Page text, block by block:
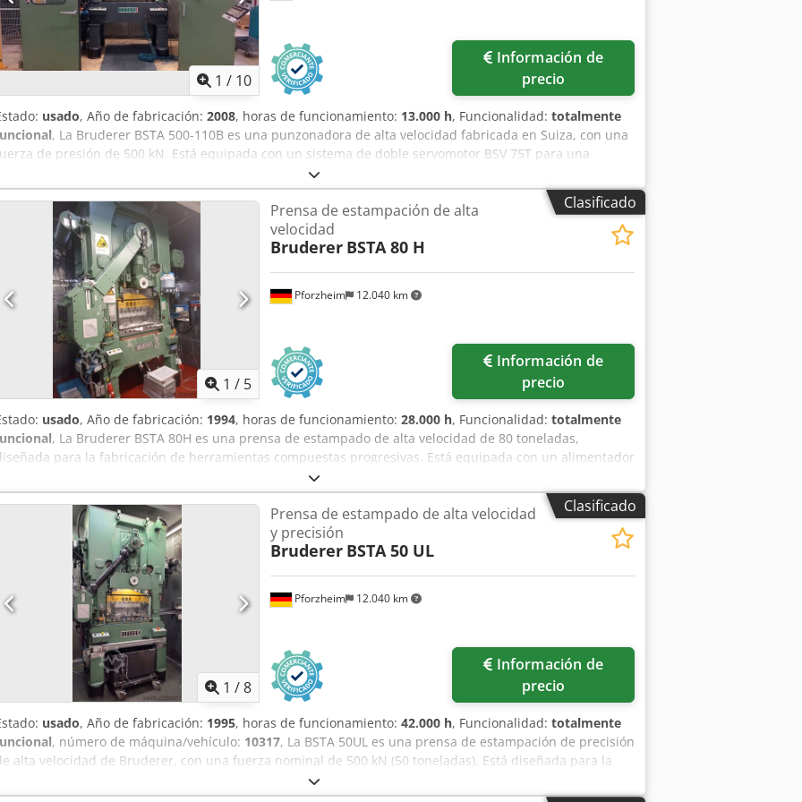
1 / 10
precio
usado, Año de fabricación: 2008, horas de funcionamiento: 13.000 h, Funcionalidad: totalmente
, La Bruderer BSTA 500-110B es una punzonadora de alta velocidad fabricada en Suiza, con una
de presión de 500 kN. Está equipada con un sistema de doble servomotor BSV 75T para una
alimentación precisa de dos carriles, y alcanza hasta 750 ciclos por minuto. El control se realiza mediante
pantalla táctil B2. Fuerza nominal: 500 kN (50 toneladas) Año de fabricación: 2008 Número de ciclos:
100–750 ciclos/min (variable) Carrera ajustable: 19 / 25 / 34 / 43 / 51 / 57 / 64 mm Ajuste de la altura del
pistón: 64 mm Superficie de la mesa de la prensa: 1080 x 650 mm Control: B2, control de prensa basado
en IPC con pantalla táctil, memoria programable para cambios rápidos SISTEMA DE DOBLE SERVO MOTOR
BSV 75T Tipo: Unidad de doble servomotor en tándem, carriles controlados de forma independiente
Ancho máximo de la banda: 70 mm por carril Espesor máximo del material: 2 mm Longitud de
alimentación: variable, programable libremente Ángulo de alimentación: variable Ángulo de activación
piloto: variable Sin barras de sujeción/agarre: la banda se mantiene durante el proceso de punzonado
mediante rodillos de alimentación accionados Diseñada para la alimentación paralela de dos bandas o la
alimentación de bandas preformadas/pre-punzonadas. Codpfozh Nnwjx Agljrf
Clasificado
1 / 5
Pforzheim 12.040 km
Prensa de estampación de alta
velocidad
Bruderer BSTA 80 H
precio
usado, Año de fabricación: 1994, horas de funcionamiento: 28.000 h, Funcionalidad: totalmente
, La Bruderer BSTA 80H es una prensa de estampado de alta velocidad de 80 toneladas,
para la fabricación de herramientas compuestas progresivas. Está equipada con un alimentador
de banda BBV 320/200 y un sistema de control de herramientas Unidor. La máquina está disponible en
en Pforzheim y puede ser inspeccionada. Fuerza nominal: 800 kN (80 toneladas) Control de
herramientas: Unidor Número de carreras: 100–1.000 carreras/min Crjdpfjzibtbox Agljf Alimentador de
banda: Bruderer BBV 320/200 Carrera ajustable: 16–63 mm Superficie de sujeción: 970 mm² Motor
principal: 43 kW Alimentación eléctrica: 380 V / 50 Hz Superficie del punzón: 760 x 510 mm Superficie de la
mesa: 950 x 910 mm Altura de entrada de la banda (ajustable): 80–180 mm Ancho máximo de la banda:
360 mm, grosor del material: 3 mm Dimensiones de la máquina: 2834 x 1742 x 3460 mm Peso: aprox.
15.550 kg Horas de funcionamiento (motor principal): aprox. 28.067 h Otras máquinas de las marcas
Bruderer, Bihler, Soprem, Noxon, Huras, Schaal y Mabu están disponibles bajo petición.
Clasificado
1 /8
Pforzheim 12.040 km
Prensa de estampado de alta velocidad
y precisión
Bruderer BSTA 50 UL
precio
usado, Año de fabricación: 1995, horas de funcionamiento: 42.000 h, Funcionalidad: totalmente
, número de máquina/vehículo: 10317, La BSTA 50UL es una prensa de estampación de precisión
alta velocidad de Bruderer, con una fuerza nominal de 500 kN (50 toneladas). Está diseñada para la
producción continua con herramientas de conformado en secuencia, con un número variable de carreras,
100 a 1.120 carreras por minuto. La prensa está equipada con un alimentador de banda Bruderer BBV